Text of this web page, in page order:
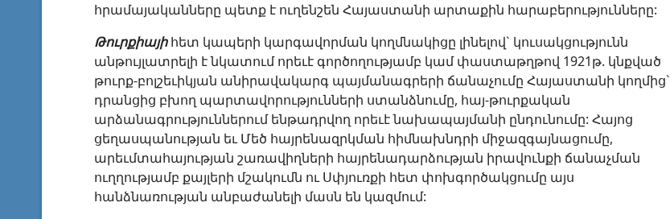
հրամայականները պետք է ուղենշեն Հայաստանի արտաքին հարաբերությունները:
Թուրքիայիհետ կապերի կարգավորման կողմնակիցը լինելով` կուսակցությունն
անթույլատրելի է նկատում որեւէ գործողությամբ կամ փաստաթղթով 1921թ. կնքված
թուրք-բոլշեւիկյան անիրավակարգ պայմանագրերի ճանաչումը Հայաստանի կողմից`
դրանցից բխող պարտավորությունների ստանձնումը, հայ-թուրքական
արձանագրություններում ենթադրվող որեւէ նախապայմանի ընդունումը: Հայոց
ցեղասպանության եւ Մեծ հայրենազրկման հիմնախնդրի միջազգայնացումը,
արեւմտահայության շառավիղների հայրենադարձության իրավունքի ճանաչման
ուղղությամբ քայլերի մշակումն ու Սփյուռքի հետ փոխգործակցումը այս
հանձնառության անբաժանելի մասն են կազմում: